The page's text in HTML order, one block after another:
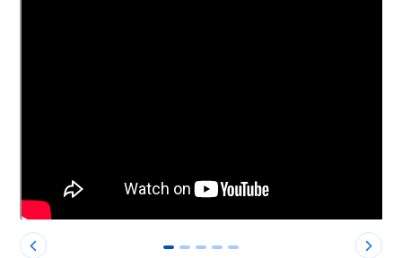
0 1 2 3 4